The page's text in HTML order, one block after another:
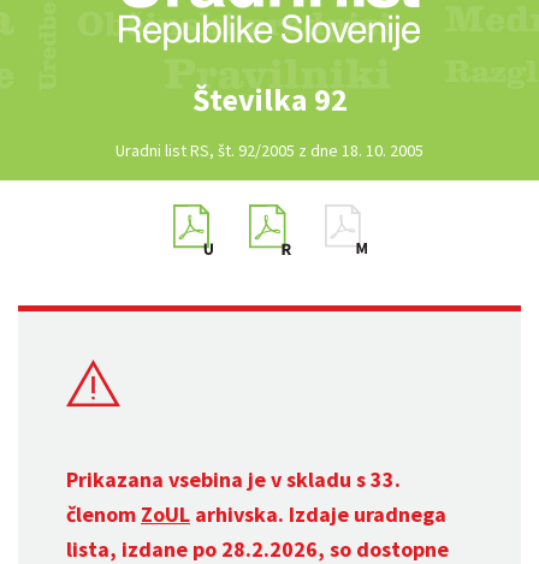
Številka 92
Uradni list RS, št. 92/2005 z dne 18. 10. 2005
Prikazana vsebina je v skladu s 33.
členom ZoUL arhivska. Izdaje uradnega
lista, izdane po 28.2.2026, so dostopne